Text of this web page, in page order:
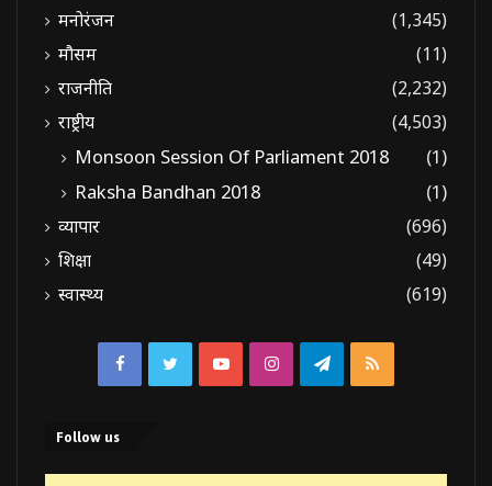
मनोरंजन
(1,345)
मौसम
(11)
राजनीति
(2,232)
राष्ट्रीय
(4,503)
Monsoon Session Of Parliament 2018
(1)
Raksha Bandhan 2018
(1)
व्यापार
(696)
शिक्षा
(49)
स्वास्थ्य
(619)
FacebookTwitterYouTubeInstagramTelegram
RSS
Follow us